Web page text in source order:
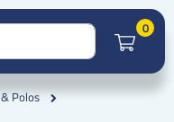
0
Polos